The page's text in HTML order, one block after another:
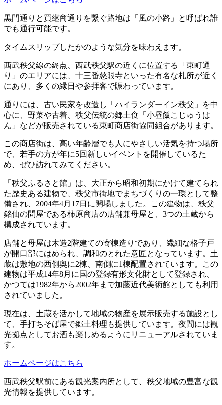
黒門通りと買継商通りを繋ぐ路地は「風の小路」と呼ばれ誰
でも通行可能です。
タイムスリップしたかのような気分を味わえます。
西武秩父線の終点、西武秩父駅の近くに位置する「東町通
り」のエリアには、十三番慈眼寺といった有名な札所が近く
にあり、多くの縁日や参拝客で賑わっています。
通りには、古い民家を改造し「ハイランダーイン秩父」を中
心に、野菜や古着、秩父伝統の郷土食「小昼飯こじゅうは
ん」などが販売されている東町商店街協同組合があります。
この商店街は、高い年齢層でも人にやさしい活気を持つ場所
で、若手の方が年に5回新しいイベントを開催しているた
め、ぜひ訪れてみてください。
「秩父ふるさと館」は、大正から昭和初期にかけて建てられ
た歴史ある建物で、秩父市街地でまちづくりの一環として整
備され、2004年4月17日に開場しました。この建物は、秩父
銘仙の問屋である柿原商店の店舗兼母屋と、3つの土蔵から
構成されています。
店舗と母屋は木造2階建ての寄棟造りであり、繊細な格子戸
が開口部にはめられ、調和のとれた意匠となっています。土
蔵は敷地の西側奥に2棟、南側に1棟配置されています。この
建物は平成14年8月に国の登録有形文化財として登録され、
かつては1982年から2002年まで加藤近代美術館としても利用
されていました。
現在は、土蔵を活かして地域の物産を展示販売する施設とし
て、手打ちそば屋で郷土料理も提供しています。夜間には観
光拠点としてお酒も楽しめるようにリニューアルされていま
す。
ホームページはこちら
西武秩父駅前にある観光案内所として、秩父地域の豊富な観
光情報を提供しています。